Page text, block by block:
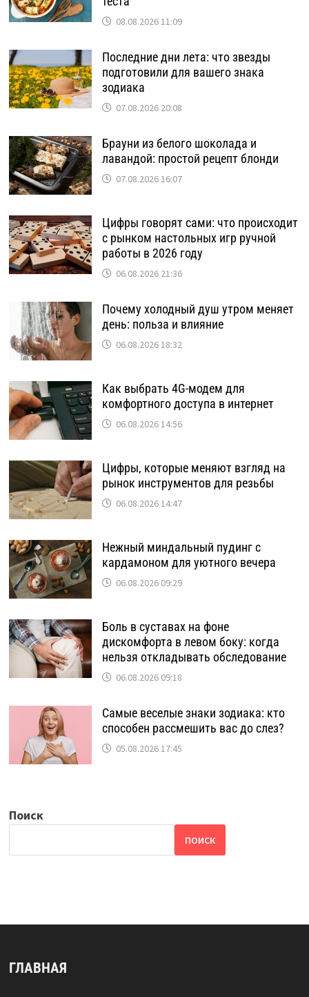
08.08.2026 11:09
Последние дни лета: что звезды
подготовили для вашего знака
зодиака
07.08.2026 20:08
Брауни из белого шоколада и
лавандой: простой рецепт блонди
07.08.2026 16:07
Цифры говорят сами: что происходит
с рынком настольных игр ручной
работы в 2026 году
06.08.2026 21:36
Почему холодный душ утром меняет
день: польза и влияние
06.08.2026 18:32
Как выбрать 4G-модем для
комфортного доступа в интернет
06.08.2026 14:56
Цифры, которые меняют взгляд на
рынок инструментов для резьбы
06.08.2026 14:47
Нежный миндальный пудинг с
кардамоном для уютного вечера
06.08.2026 09:29
Боль в суставах на фоне
дискомфорта в левом боку: когда
нельзя откладывать обследование
06.08.2026 09:18
Самые веселые знаки зодиака: кто
способен рассмешить вас до слез?
05.08.2026 17:45
Поиск
ПОИСК
ГЛАВНАЯ